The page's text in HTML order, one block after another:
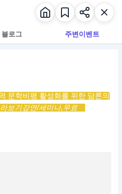
블로그 주변이벤트
문학비평 활성화를 위한 담론의
보기강연/세미나,무료